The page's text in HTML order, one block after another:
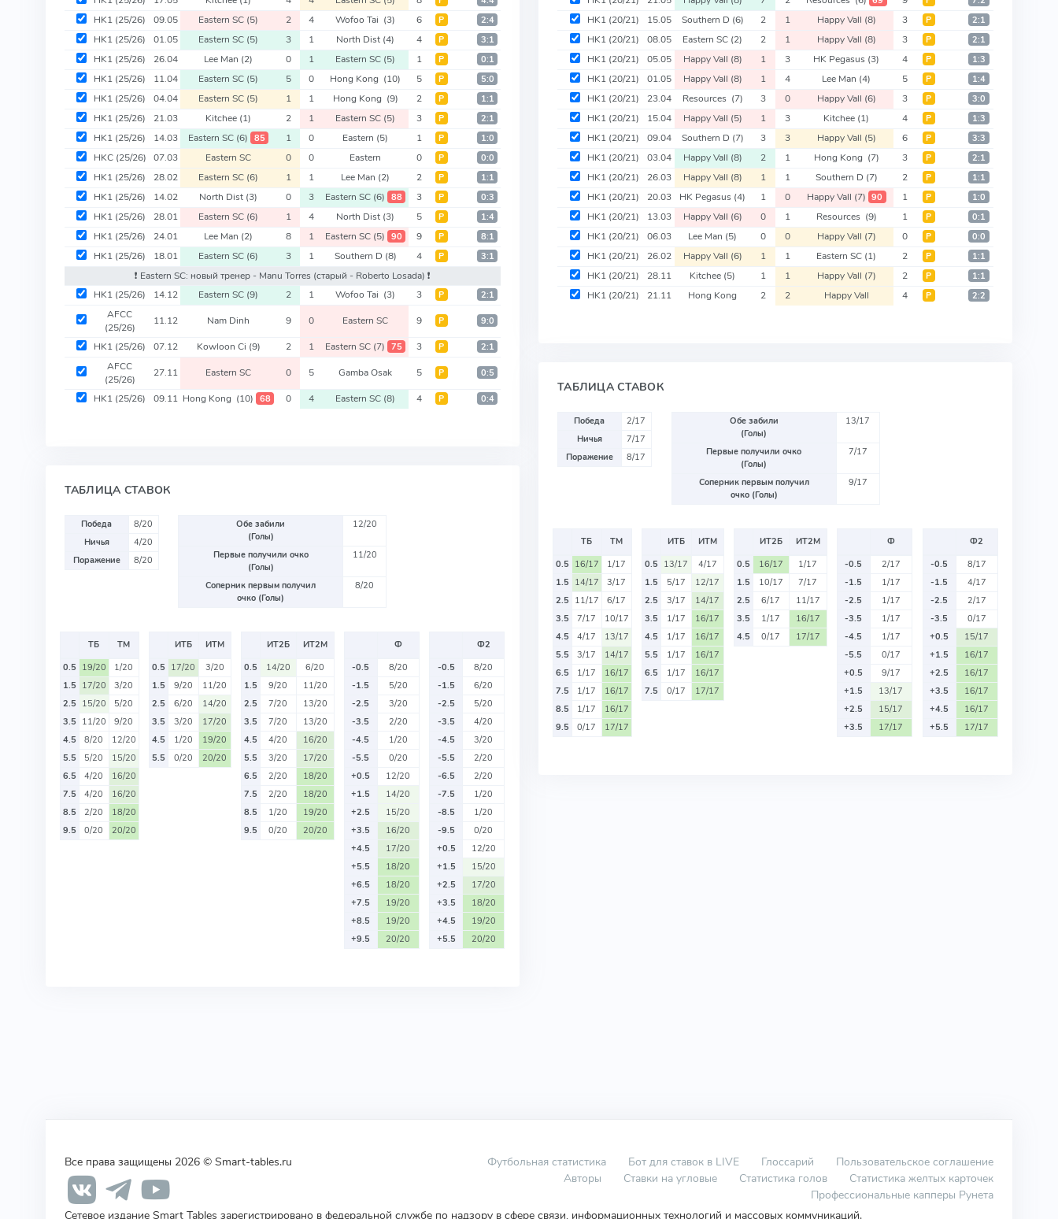
HK1 (25/26) 09.05 Eastern SC (5) 2 4 Wofoo Tai (3) 6 Р 2:4
HK1 (25/26) 01.05 Eastern SC (5) 3 1 North Dist (4) 4 Р 3:1
HK1 (25/26) 26.04 Lee Man (2) 0 1 Eastern SC (5) 1 Р 0:1
HK1 (25/26) 11.04 Eastern SC (5) 5 0 Hong Kong (10) 5 Р 5:0
HK1 (25/26) 04.04 Eastern SC (5) 1 1 Hong Kong (9) 2 Р 1:1
HK1 (25/26) 21.03 Kitchee (1) 2 1 Eastern SC (5) 3 Р 2:1
HK1 (25/26) 14.03 Eastern SC (6) 85 1 0 Eastern (5) 1 Р 1:0
HKC (25/26) 07.03 Eastern SC 0 0 Eastern 0 Р 0:0
HK1 (25/26) 28.02 Eastern SC (6) 1 1 Lee Man (2) 2 Р 1:1
HK1 (25/26) 14.02 North Dist (3) 0 3 Eastern SC (6) 88 3 Р 0:3
HK1 (25/26) 28.01 Eastern SC (6) 1 4 North Dist (3) 5 Р 1:4
HK1 (25/26) 24.01 Lee Man (2) 8 1 Eastern SC (5) 90 9 Р 8:1
HK1 (25/26) 18.01 Eastern SC (6) 3 1 Southern D (8) 4 Р 3:1
❗️ Eastern SC: новый тренер - Manu Torres (старый - Roberto Losada) ❗️
HK1 (25/26) 14.12 Eastern SC (9) 2 1 Wofoo Tai (3) 3 Р 2:1
AFCC
(25/26)
11.12 Nam Dinh 9 0 Eastern SC 9 Р 9:0
HK1 (25/26) 07.12 Kowloon Ci (9) 2 1 Eastern SC (7) 75 3 Р 2:1
AFCC
(25/26)
27.11 Eastern SC 0 5 Gamba Osak 5 Р 0:5
HK1 (25/26) 09.11 Hong Kong (10) 68 0 4 Eastern SC (8) 4 Р 0:4
ТАБЛИЦА СТАВОК
Победа
8/20
Ничья
4/20
Поражение
8/20
Обе забили
(Голы)
12/20
Первые получили очко
(Голы)
11/20
Соперник первым получил
очко (Голы)
8/20
ТБ
ТМ
0.5 19/20
1/20
1.5 17/20
3/20
2.5 15/20
5/20
3.5 11/20
9/20
4.5
8/20
12/20
5.5
5/20
15/20
6.5
4/20
16/20
7.5
4/20
16/20
8.5
2/20
18/20
9.5
0/20 20/20
ИТБ
ИТМ
0.5 17/20
3/20
1.5
9/20
11/20
2.5
6/20
14/20
3.5
3/20
17/20
4.5
1/20
19/20
5.5
0/20 20/20
ИТ2Б
ИТ2М
0.5
14/20
6/20
1.5
9/20
11/20
2.5
7/20
13/20
3.5
7/20
13/20
4.5
4/20
16/20
5.5
3/20
17/20
6.5
2/20
18/20
7.5
2/20
18/20
8.5
1/20
19/20
9.5
0/20 20/20
Ф
-0.5
8/20
-1.5
5/20
-2.5
3/20
-3.5
2/20
-4.5
1/20
-5.5
0/20
+0.5
12/20
+1.5
14/20
+2.5
15/20
+3.5
16/20
+4.5
17/20
+5.5
18/20
+6.5
18/20
+7.5
19/20
+8.5
19/20
+9.5
20/20
Ф2
-0.5
8/20
-1.5
6/20
-2.5
5/20
-3.5
4/20
-4.5
3/20
-5.5
2/20
-6.5
2/20
-7.5
1/20
-8.5
1/20
-9.5
0/20
+0.5
12/20
+1.5
15/20
+2.5
17/20
+3.5
18/20
+4.5
19/20
+5.5
20/20
HK1 (20/21) 15.05 Southern D (6) 2 1 Happy Vall (8) 3 Р 2:1
HK1 (20/21) 08.05 Eastern SC (2) 2 1 Happy Vall (8) 3 Р 2:1
HK1 (20/21) 05.05 Happy Vall (8) 1 3 HK Pegasus (3) 4 Р 1:3
HK1 (20/21) 01.05 Happy Vall (8) 1 4 Lee Man (4) 5 Р 1:4
HK1 (20/21) 23.04 Resources (7) 3 0 Happy Vall (6) 3 Р 3:0
HK1 (20/21) 15.04 Happy Vall (5) 1 3 Kitchee (1) 4 Р 1:3
HK1 (20/21) 09.04 Southern D (7) 3 3 Happy Vall (5) 6 Р 3:3
HK1 (20/21) 03.04 Happy Vall (8) 2 1 Hong Kong (7) 3 Р 2:1
HK1 (20/21) 26.03 Happy Vall (8) 1 1 Southern D (7) 2 Р 1:1
HK1 (20/21) 20.03 HK Pegasus (4) 1 0 Happy Vall (7) 90 1 Р 1:0
HK1 (20/21) 13.03 Happy Vall (6) 0 1 Resources (9) 1 Р 0:1
HK1 (20/21) 06.03 Lee Man (5) 0 0 Happy Vall (7) 0 Р 0:0
HK1 (20/21) 26.02 Happy Vall (6) 1 1 Eastern SC (1) 2 Р 1:1
HK1 (20/21) 28.11 Kitchee (5) 1 1 Happy Vall (7) 2 Р 1:1
HK1 (20/21) 21.11 Hong Kong 2 2 Happy Vall 4 Р 2:2
ТАБЛИЦА СТАВОК
Победа
2/17
Ничья
7/17
Поражение
8/17
Обе забили
(Голы)
13/17
Первые получили очко
(Голы)
7/17
Соперник первым получил
очко (Голы)
9/17
ТБ
ТМ
0.5 16/17
1/17
1.5 14/17
3/17
2.5 11/17
6/17
3.5
7/17
10/17
4.5
4/17
13/17
5.5
3/17
14/17
6.5
1/17
16/17
7.5
1/17
16/17
8.5
1/17
16/17
9.5
0/17 17/17
ИТБ
ИТМ
0.5 13/17
4/17
1.5
5/17
12/17
2.5
3/17
14/17
3.5
1/17
16/17
4.5
1/17
16/17
5.5
1/17
16/17
6.5
1/17
16/17
7.5
0/17 17/17
ИТ2Б
ИТ2М
0.5
16/17
1/17
1.5
10/17
7/17
2.5
6/17
11/17
3.5
1/17
16/17
4.5
0/17 17/17
Ф
-0.5
2/17
-1.5
1/17
-2.5
1/17
-3.5
1/17
-4.5
1/17
-5.5
0/17
+0.5
9/17
+1.5
13/17
+2.5
15/17
+3.5
17/17
Ф2
-0.5
8/17
-1.5
4/17
-2.5
2/17
-3.5
0/17
+0.5
15/17
+1.5
16/17
+2.5
16/17
+3.5
16/17
+4.5
16/17
+5.5
17/17
Все права защищены 2026 © Smart-tables.ru Футбольная статистика Бот для ставок в LIVE Глоссарий
Пользовательское соглашение
Авторы
Ставки на угловые Статистика голов
Статистика желтых карточек
Профессиональные капперы Рунета
Сетевое издание Smart Tables зарегистрировано в федеральной службе по надзору в сфере связи, информационных технологий и массовых коммуникаций.